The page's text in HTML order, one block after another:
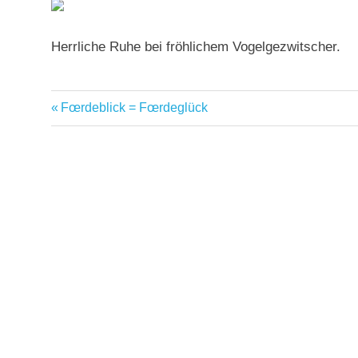
Herrliche Ruhe bei fröhlichem Vogelgezwitscher.
Beitragsnavigation
Vorheriger
Beitrag:
Fœrdeblick = Fœrdeglück